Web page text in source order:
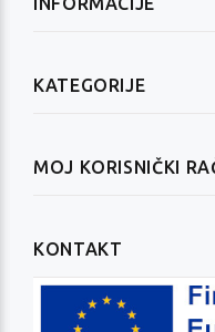
KATEGORIJE
MOJ KORISNIČKI
KONTAKT